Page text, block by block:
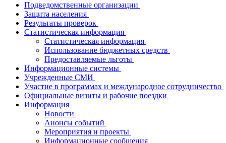
Подведомственные организации
Защита населения
Результаты проверок
Статистическая информация
Статистическая информация
Использование бюджетных средств
Предоставляемые льготы
Информационные системы
Учрежденные СМИ
Участие в программах и международное сотрудничество
Официальные визиты и рабочие поездки
Информация
Новости
Анонсы событий
Мероприятия и проекты
Информационные сообщения